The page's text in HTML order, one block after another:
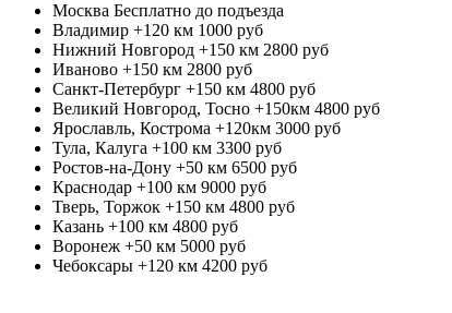
Москва Бесплатно до подъезда
Владимир +120 км 1000 руб
Нижний Новгород +150 км 2800 руб
Иваново +150 км 2800 руб
Санкт-Петербург +150 км 4800 руб
Великий Новгород, Тосно +150км 4800 руб
Ярославль, Кострома +120км 3000 руб
Тула, Калуга +100 км 3300 руб
Ростов-на-Дону +50 км 6500 руб
Краснодар +100 км 9000 руб
Тверь, Торжок +150 км 4800 руб
Казань +100 км 4800 руб
Воронеж +50 км 5000 руб
Чебоксары +120 км 4200 руб